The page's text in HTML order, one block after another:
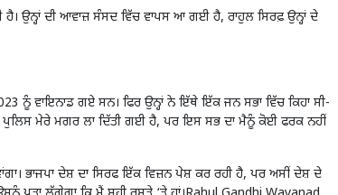
ਉਨ੍ਹਾਂ ਦੀ ਆਵਾਜ਼ ਸੰਸਦ ਵਿੱਚ ਵਾਪਸ ਆ ਗਈ ਹੈ, ਰਾਹੁਲ ਸਿਰਫ਼ ਉਨ੍ਹਾਂ ਦੇ
ਨੂੰ ਵਾਇਨਾਡ ਗਏ ਸਨ। ਫਿਰ ਉਨ੍ਹਾਂ ਨੇ ਇੱਥੇ ਇੱਕ ਜਨ ਸਭਾ ਵਿੱਚ ਕਿਹਾ ਸੀ-
ਮੇਰੇ ਮਗਰ ਲਾ ਦਿੱਤੀ ਗਈ ਹੈ, ਪਰ ਇਸ ਸਭ ਦਾ ਮੈਨੂੰ ਕੋਈ ਫਰਕ ਨਹੀਂ
ਭਾਜਪਾ ਦੇਸ਼ ਦਾ ਸਿਰਫ ਇੱਕ ਵਿਜ਼ਨ ਪੇਸ਼ ਕਰ ਰਹੀ ਹੈ, ਪਰ ਅਸੀਂ ਦੇਸ਼ ਦੇ